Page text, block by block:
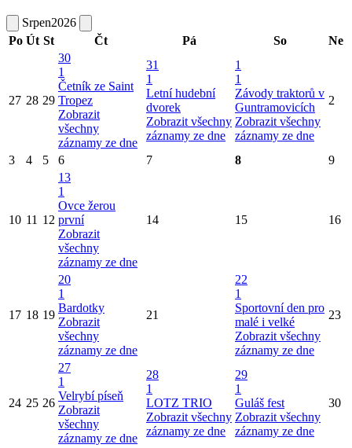
Srpen2026
Po Út St Čt Pá So Ne
27 28 29
30
1
Četník ze Saint
Tropez
Zobrazit
všechny
záznamy ze dne
31
1
Letní hudební
dvorek
Zobrazit všechny
záznamy ze dne
1
1
Závody traktorů v
Guntramovicích
Zobrazit všechny
záznamy ze dne
2
3 4 5 6 7 8 9
10 11 12
13
1
Ovce žerou
první
Zobrazit
všechny
záznamy ze dne
14 15 16
17 18 19
20
1
Bardotky
Zobrazit
všechny
záznamy ze dne
21
22
1
Sportovní den pro
malé i velké
Zobrazit všechny
záznamy ze dne
23
24 25 26
27
1
Velrybí píseň
Zobrazit
všechny
záznamy ze dne
28
1
LOTZ TRIO
Zobrazit všechny
záznamy ze dne
29
1
Guláš fest
Zobrazit všechny
záznamy ze dne
30